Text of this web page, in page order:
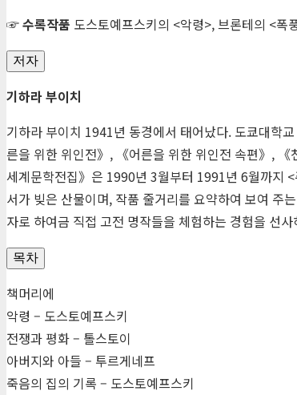
☞수록작품 도스토예프스키의 <악령>, 브론테의 <폭
저자
기하라 부이치
기하라 부이치 1941년 동경에서 태어났다. 도쿄대학
른을 위한 위인전》, 《어른을 위한 위인전 속편》,
세계문학전집》은 1990년 3월부터 1991년 6월까지
서가 빚은 산물이며, 작품 줄거리를 요약하여 보여 주
자로 하여금 직접 고전 명작들을 체험하는 경험을 선
목차
책머리에
악령 – 도스토예프스키
전쟁과 평화 – 톨스토이
아버지와 아들 – 투르게네프
죽음의 집의 기록 – 도스토예프스키